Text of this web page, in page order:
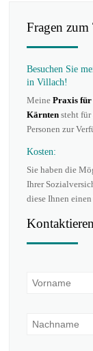
Fragen
Besuchen Sie
in Villach!
MeinePraxis für
Kärnten steht
Personen zur
Kosten:
Sie haben die
Ihrer
diese Ihnen